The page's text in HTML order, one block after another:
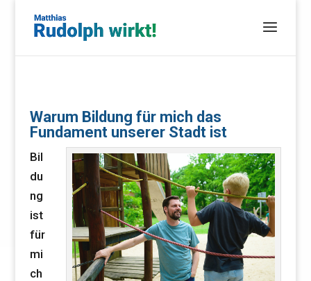
Warum Bildung für mich das
Fundament unserer Stadt ist
Bil
du
ng
ist
für
mi
ch